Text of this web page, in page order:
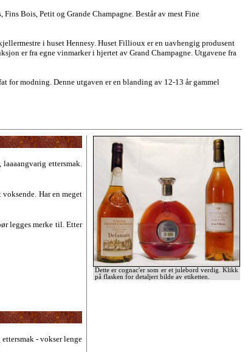
Bois, Petit og Grande Champagne. Består av mest Fine
i huset Hennesy. Huset Fillioux er en uavhengig produsent
er fra egne vinmarker i hjertet av Grand Champagne. Utgavene fra
for modning. Denne utgaven er en blanding av 12-13 år gammel
ettersmak.
Har en meget
legges merke til. Etter
- vokser lenge
Dette er cognac'er som er et julebord verdig. Klikk
på flasken for detaljert bilde av etiketten.